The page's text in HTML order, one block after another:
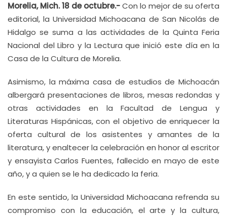
Morelia, Mich. 18 de octubre.-Con lo mejor de su oferta
editorial, la Universidad Michoacana de San Nicolás de
Hidalgo se suma a las actividades de la Quinta Feria
Nacional del Libro y la Lectura que inició este día en la
Casa de la Cultura de Morelia.
Asimismo, la máxima casa de estudios de Michoacán
albergará presentaciones de libros, mesas redondas y
otras actividades en la Facultad de Lengua y
Literaturas Hispánicas, con el objetivo de enriquecer la
oferta cultural de los asistentes y amantes de la
literatura, y enaltecer la celebración en honor al escritor
y ensayista Carlos Fuentes, fallecido en mayo de este
año, y a quien se le ha dedicado la feria.
En este sentido, la Universidad Michoacana refrenda su
compromiso con la educación, el arte y la cultura,